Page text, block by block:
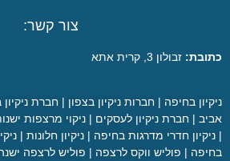
צור קשר:
כתובת: זבולון 3, קרית אתא
ניקיון בחיפה | חברות ניקיון בצפון | חברת ניקיון
אביב | חברת ניקיון לעסקים | ניקוי מרצפות
| ניקיון חדרי מדרגות בחיפה | ניקיון חלונות |
בחיפה | פוליש ווקס לרצפה | פוליש לרצפה